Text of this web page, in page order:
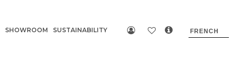
SHOWROOM SUSTAINABILITY